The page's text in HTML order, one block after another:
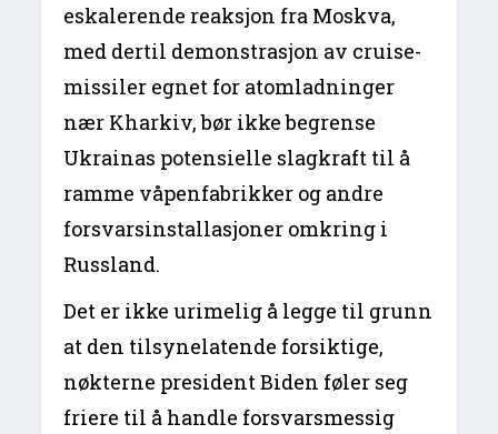
eskalerende reaksjon fra Moskva,
med dertil demonstrasjon av cruise-
missiler egnet for atomladninger
nær Kharkiv, bør ikke begrense
Ukrainas potensielle slagkraft til å
ramme våpenfabrikker og andre
forsvarsinstallasjoner omkring i
Russland.
Det er ikke urimelig å legge til grunn
at den tilsynelatende forsiktige,
nøkterne president Biden føler seg
friere til å handle forsvarsmessig